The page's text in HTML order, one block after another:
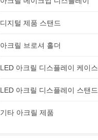
디지털 제품 스탠드
아크릴 브로셔 홀더
LED 아크릴 디스플레이 케이스
LED 아크릴 디스플레이 스탠드
기타 아크릴 제품